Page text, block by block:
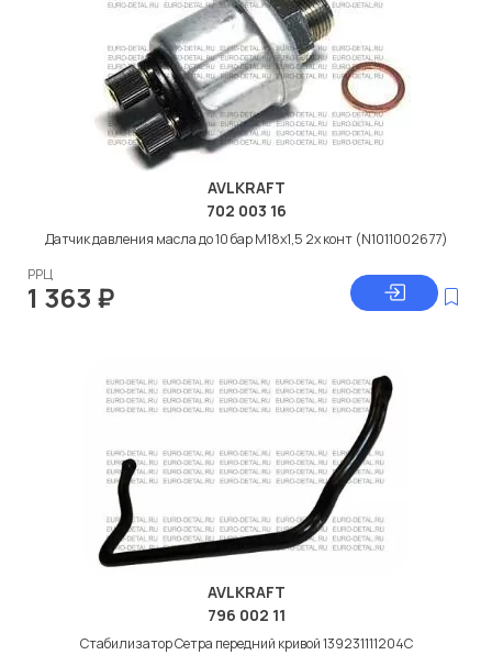
AVLKRAFT
702 003 16
Датчик давления масла до 10 бар M18x1,5 2х конт (N1011002677)
РРЦ
1 363 ₽
AVLKRAFT
796 002 11
Стабилизатор Сетра передний кривой 139231111204C